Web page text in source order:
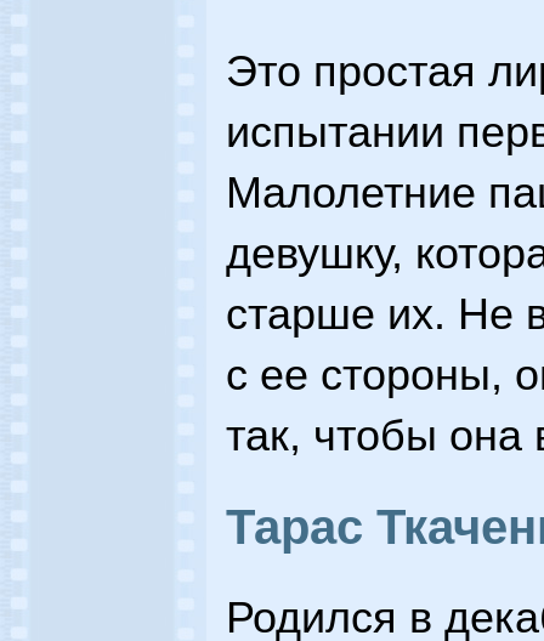
Это простая
испытании
Малолетние
девушку,
старше их. Не
с ее стороны,
так, чтобы
Тарас
Родился в